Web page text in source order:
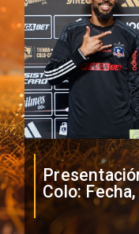
Colo: